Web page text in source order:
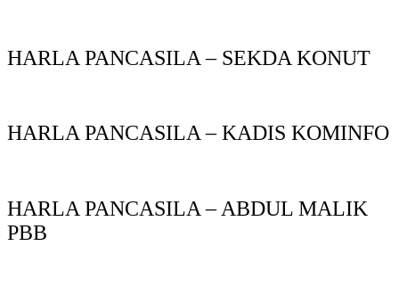
HARLA PANCASILA – SEKDA KONUT
HARLA PANCASILA – KADIS KOMINFO
HARLA PANCASILA – ABDUL MALIK
PBB